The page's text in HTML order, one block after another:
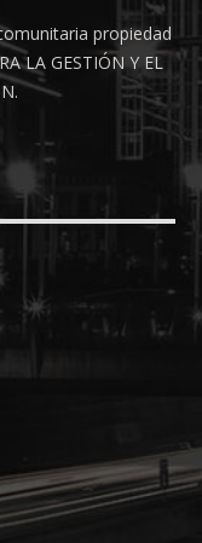
propiedad
LA GESTIÓN Y EL